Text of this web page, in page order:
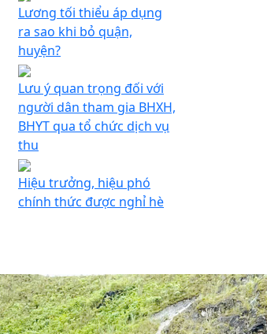
Lương tối thiểu áp dụng
ra sao khi bỏ quận,
huyện?
Lưu ý quan trọng đối với
người dân tham gia BHXH,
BHYT qua tổ chức dịch vụ
thu
Hiệu trưởng, hiệu phó
chính thức được nghỉ hè